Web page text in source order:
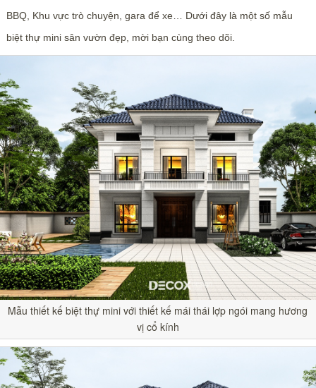
BBQ, Khu vực trò chuyện, gara để xe… Dưới đây là một số mẫu
biệt thự mini sân vườn đẹp, mời bạn cùng theo dõi.
Mẫu thiết kế biệt thự mini với thiết kế mái thái lợp ngói mang hương
vị cổ kính